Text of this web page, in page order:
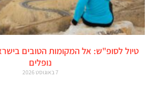
טיול לסופ"ש: אל המקומות הטובים
נופלים
7 באוגוסט 2026